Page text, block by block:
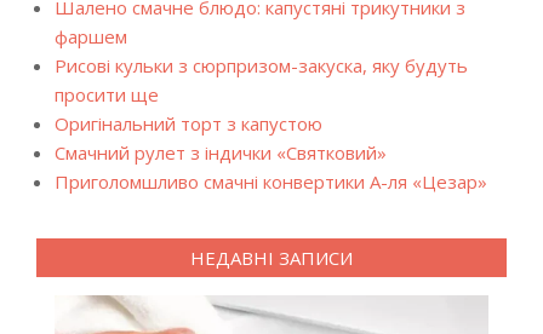
Шалено смачне блюдо: капустяні трикутники з
фаршем
Рисові кульки з сюрпризом-закуска, яку будуть
просити ще
Оригінальний торт з капустою
Смачний рулет з індички «Святковий»
Приголомшливо смачні конвертики А-ля «Цезар»
НЕДАВНІ ЗАПИСИ